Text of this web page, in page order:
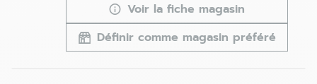
Voir la fiche magasin
Définir comme magasin préféré